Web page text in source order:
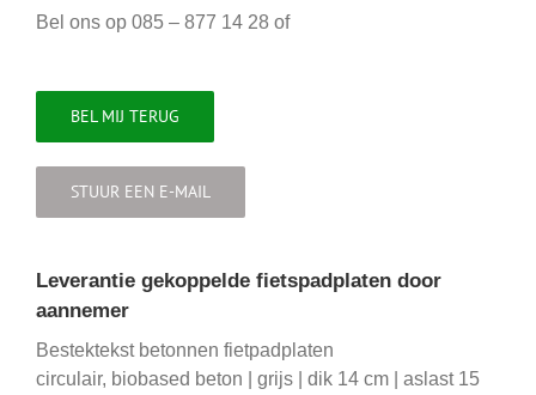
Bel ons op 085 – 877 14 28 of
BEL MIJ TERUG
STUUR EEN E-MAIL
Leverantie gekoppelde fietspadplaten door
aannemer
Bestektekst betonnen fietpadplaten
circulair, biobased beton | grijs | dik 14 cm | aslast 15